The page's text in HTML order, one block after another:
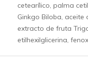
cetearílico, palma
Ginkgo Biloba, aceite
extracto de fruta
etilhexilglicerina,